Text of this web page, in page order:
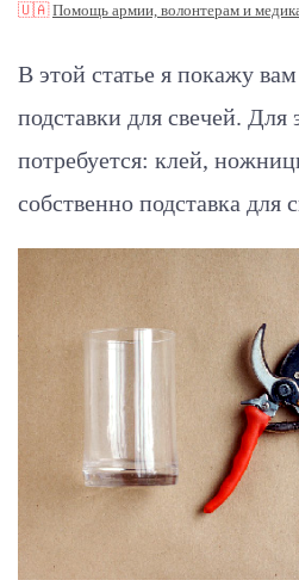
🇺🇦Помощь армии, волонтерам и
В этой статье я покажу
подставки для свечей. Для
потребуется: клей,
собственно подставка для